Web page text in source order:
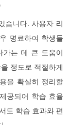
습니다. 사용자 리
명료하여 학생들
는 데 큰 도움이
정도로 적절하게
을 확실히 정리할
공되어 학습 효율
도 학습 효과와 편